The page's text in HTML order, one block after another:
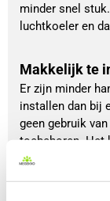
minder snel
luchtkoeler en
Makkelijk te
Er zijn minder
installen dan bij
geen gebruik
toebehoren. Het
luchtkoeler te